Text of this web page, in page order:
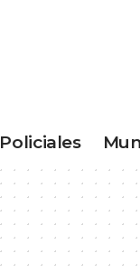
Policiales